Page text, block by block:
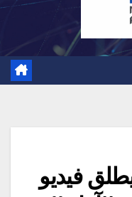
فيديو